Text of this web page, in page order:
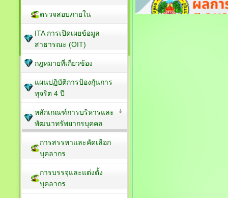
ตรวจสอบภายใน
ITA การเปิดเผยข้อมูล
สาธารณะ (OIT)
กฎหมายที่เกี่ยวข้อง
แผนปฏิบัติการป้องกัุนการ
ทุจริต 4 ปี
หลักเกณฑ์การบริหารและ
พัฒนาทรัพยากรบุคคล
การสรรหาและคัดเลือก
บุคลากร
การบรรจุและแต่งตั้ง
บุคลากร